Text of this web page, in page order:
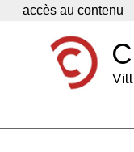
Panneau de gestion des
accès au contenu